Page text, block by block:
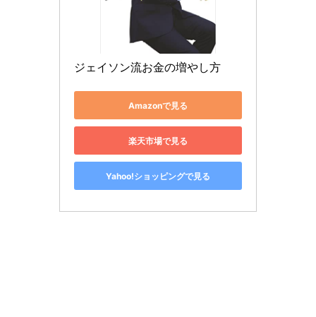
ジェイソン流お金の増やし方
Amazonで見る
楽天市場で見る
Yahoo!ショッピングで見る